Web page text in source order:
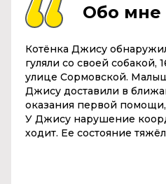
Обо мне
Котёнка Джису
гуляли со своей собакой,
улице Сормовской.
Джису доставили в
оказания первой
У Джису нарушение
ходит. Ее состояние